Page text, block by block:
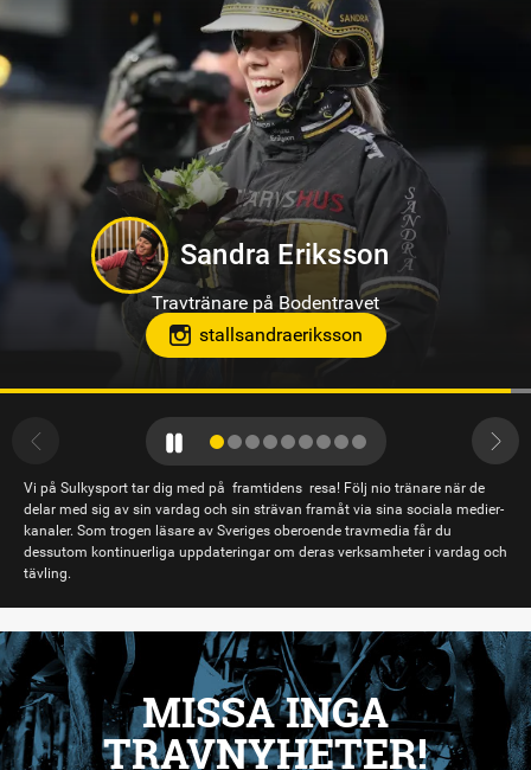
Markus B Svedberg
Travtränare på Sundbyholmstravet i Eskilstuna
Vi på Sulkysport tar dig med på framtidens resa! Följ nio tränare när de
delar med sig av sin vardag och sin strävan framåt via sina sociala medier-
kanaler. Som trogen läsare av Sveriges oberoende travmedia får du
dessutom kontinuerliga uppdateringar om deras verksamheter i vardag och
tävling.
MISSA INGA
TRAVNYHETER!